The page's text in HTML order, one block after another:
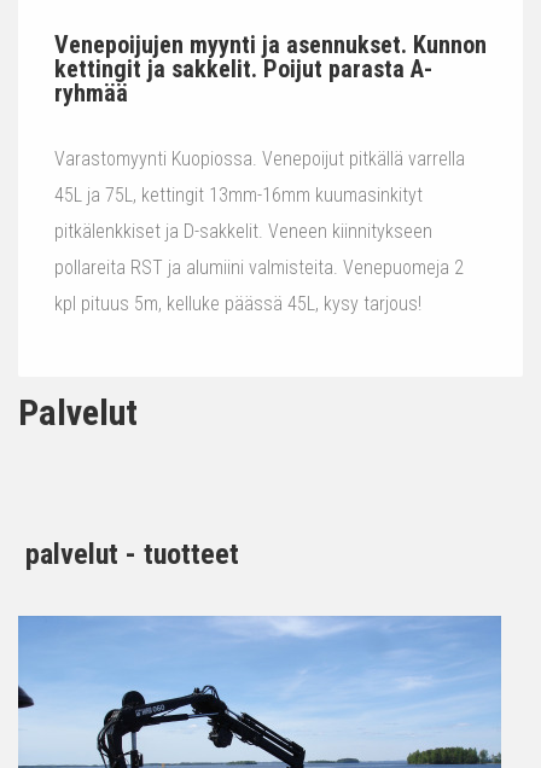
Venepoijujen myynti ja asennukset. Kunnon
kettingit ja sakkelit. Poijut parasta A-
ryhmää
Varastomyynti Kuopiossa. Venepoijut pitkällä varrella
45L ja 75L, kettingit 13mm-16mm kuumasinkityt
pitkälenkkiset ja D-sakkelit. Veneen kiinnitykseen
pollareita RST ja alumiini valmisteita. Venepuomeja 2
kpl pituus 5m, kelluke päässä 45L, kysy tarjous!
Palvelut
palvelut - tuotteet